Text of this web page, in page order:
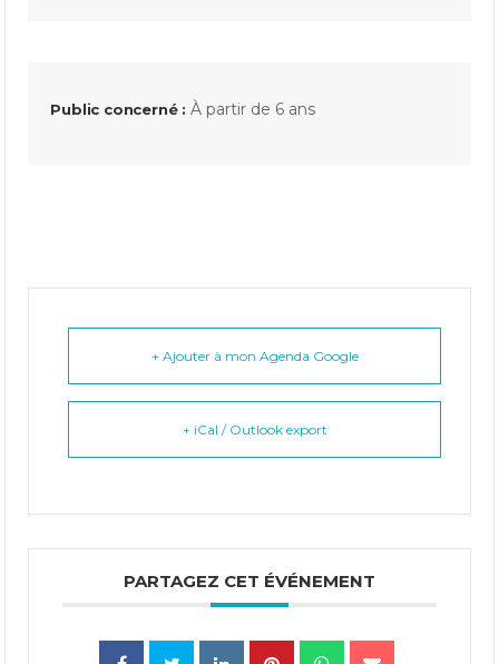
Public concerné : À partir de 6 ans
+ Ajouter à mon Agenda Google
+ iCal / Outlook export
PARTAGEZ CET ÉVÉNEMENT